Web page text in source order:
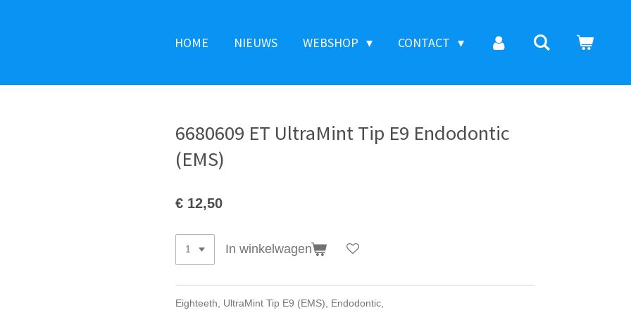
HOME NIEUWS WEBSHOP CONTACT
6680609 ET UltraMint Tip E9 Endodontic
(EMS)
€ 12,50
In winkelwagen
Eighteeth, UltraMint Tip E9 (EMS), Endodontic,